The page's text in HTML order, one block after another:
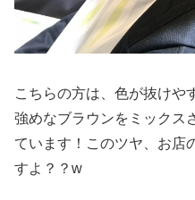
こちらの方は、色が抜けや
強めなブラウンをミックス
ています！このツヤ、お店
すよ？？w